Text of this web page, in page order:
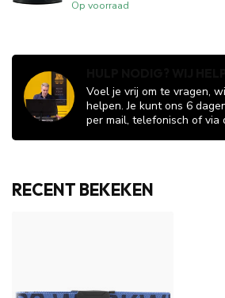
Op voorraad
Voel je vrij om te vragen,
helpen. Je kunt ons 6
per mail, telefonisch of via
RECENT BEKEKEN